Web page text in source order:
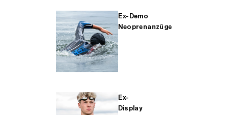
Ex-Demo
Neoprenanzüge
Ex-
Display